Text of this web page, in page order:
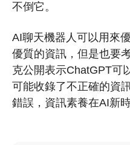
不倒它。
AI聊天機器人可以用來
優質的資訊，但是也要
克公開表示ChatGPT可
可能收錄了不正確的資
錯誤，資訊素養在AI新